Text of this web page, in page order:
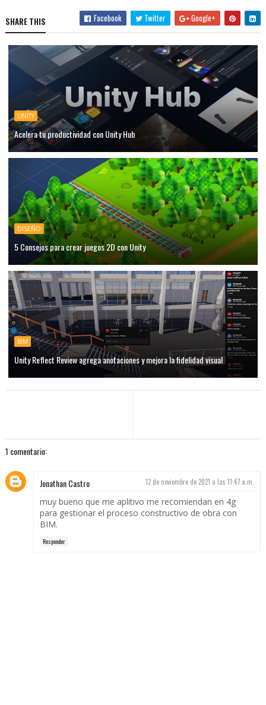
SHARE THIS Facebook Twitter Google+
UNITY
Acelera tu productividad con Unity Hub
DISEÑO
5 Consejos para crear juegos 2D con Unity
BIM
Unity Reflect Review agrega anotaciones y mejora la fidelidad visual
1 comentario:
Jonathan Castro 12 de noviembre de 2021 a las 11:47 a.m.
muy bueno que me aplitivo me recomiendan en 4g
para gestionar el proceso constructivo de obra con
BIM.
Responder